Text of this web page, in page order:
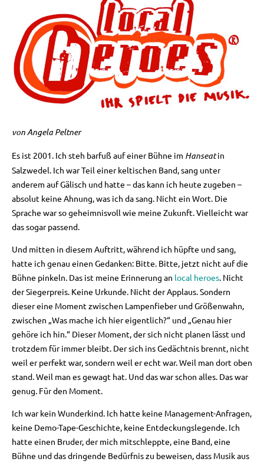
von Angela Peltner
Es ist 2001. Ich steh barfuß auf einer Bühne im Hanseatin
Salzwedel. Ich war Teil einer keltischen Band, sang unter
anderem auf Gälisch und hatte – das kann ich heute zugeben –
absolut keine Ahnung, was ich da sang. Nicht ein Wort. Die
Sprache war so geheimnisvoll wie meine Zukunft. Vielleicht war
das sogar passend.
Und mitten in diesem Auftritt, während ich hüpfte und sang,
hatte ich genau einen Gedanken: Bitte. Bitte, jetzt nicht auf die
Bühne pinkeln. Das ist meine Erinnerung an local heroes. Nicht
der Siegerpreis. Keine Urkunde. Nicht der Applaus. Sondern
dieser eine Moment zwischen Lampenfieber und Größenwahn,
zwischen „Was mache ich hier eigentlich?“ und „Genau hier
gehöre ich hin.“ Dieser Moment, der sich nicht planen lässt und
trotzdem für immer bleibt. Der sich ins Gedächtnis brennt, nicht
weil er perfekt war, sondern weil er echt war. Weil man dort oben
stand. Weil man es gewagt hat. Und das war schon alles. Das war
genug. Für den Moment.
Ich war kein Wunderkind. Ich hatte keine Management-Anfragen,
keine Demo-Tape-Geschichte, keine Entdeckungslegende. Ich
hatte einen Bruder, der mich mitschleppte, eine Band, eine
Bühne und das dringende Bedürfnis zu beweisen, dass Musik aus